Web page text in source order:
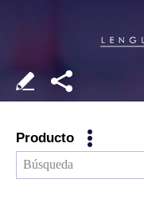
Producto